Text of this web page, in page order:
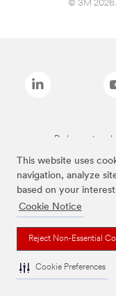
This website uses
navigation, analyze
based on your
Cookie Notice
Reject Non-Essential
Cookie Preferences
© 3M 2026.
De